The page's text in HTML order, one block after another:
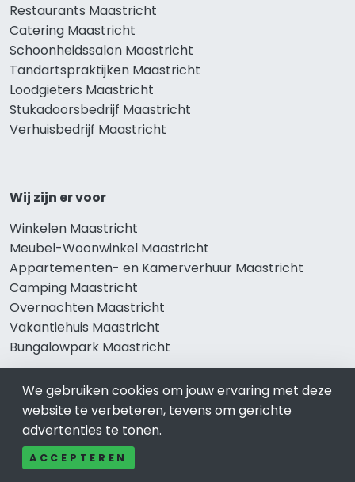
Restaurants Maastricht
Catering Maastricht
Schoonheidssalon Maastricht
Tandartspraktijken Maastricht
Loodgieters Maastricht
Stukadoorsbedrijf Maastricht
Verhuisbedrijf Maastricht
Wij zijn er voor
Winkelen Maastricht
Meubel-Woonwinkel Maastricht
Appartementen- en Kamerverhuur Maastricht
Camping Maastricht
Overnachten Maastricht
Vakantiehuis Maastricht
Bungalowpark Maastricht
Thema’s
Klussenbedrijf Maastricht
Notarissen Maastricht
We gebruiken cookies om jouw ervaring met deze
website te verbeteren, tevens om gerichte
advertenties te tonen.
ACCEPTEREN